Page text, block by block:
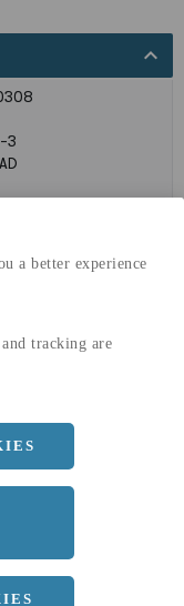
a better experience
tracking are
expand_less
3
eq./ton
MM
MM